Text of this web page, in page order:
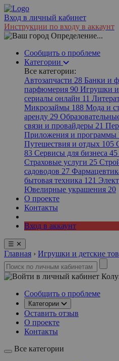
Вход в личный кабинет
Инструкции по входу в аккаунт
Определение...
Сообщить о проблеме
Категории
Все категории:
Автозапчасти 28 Банки и
парфюмерия 90 Игрушки и
сериалы онлайн 11
Микрозаймы 188 Мода и
аренду 29
связи и провайдеры 21
Приложения и программы
Путешествия и отдых 105
83 Сервисы для бизнеса 45
Страховые услуги 25
садоводов 27
бытовая техника 121
Ювелирные украшения 20
О проекте
Контакты
Вход в аккаунт
☰ ✕
Главная › Игрушки и детские
Сообщить о проблеме
Категории
Оставить отзыв
О проекте
Контакты
Все категории